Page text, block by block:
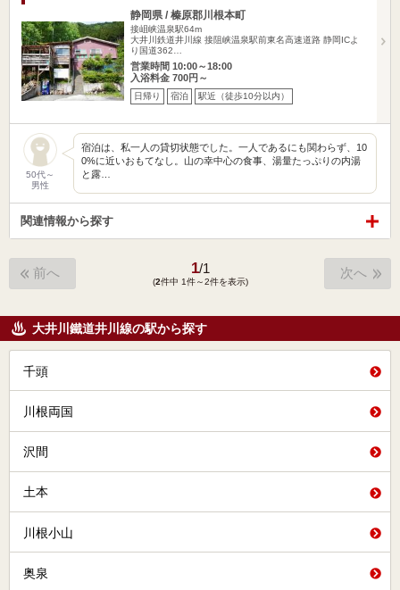
静岡県 / 榛原郡川根本町
接岨峡温泉駅64m
大井川鉄道井川線 接阻峡温泉駅前東名高速道路 静岡ICよ
り国道362…
営業時間 10:00～18:00
入浴料金 700円～
日帰り 宿泊 駅近（徒歩10分以内）
50代～
男性
宿泊は、私一人の貸切状態でした。一人であるにも関わらず、10
0%に近いおもてなし。山の幸中心の食事、湯量たっぷりの内湯
と露…
関連情報から探す
前へ 1/1
(2件中 1件～2件を表示)
次へ
大井川鐵道井川線の駅から探す
千頭
川根両国
沢間
土本
川根小山
奥泉